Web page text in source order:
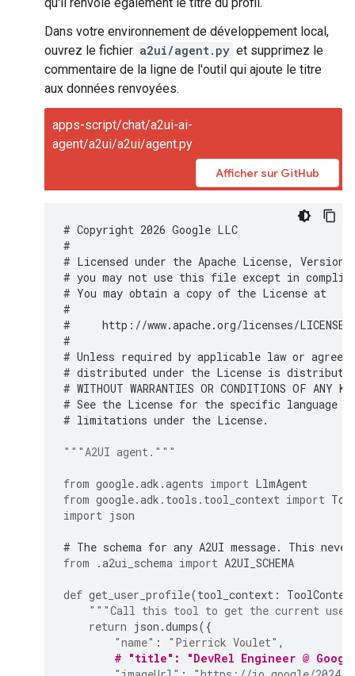
Dans votre environnement de développement local,
ouvrez le fichier a2ui/agent.py et supprimez le
commentaire de la ligne de l'outil qui ajoute le titre
aux données renvoyées.
apps-script/chat/a2ui-ai-
agent/a2ui/a2ui/agent.py
Afficher sur GitHub
# Copyright 2026 Google LLC
#
# Licensed under the Apache License,
# you may not use this file except in
# You may obtain a copy of the License at
#
#     http://www.apache.org/licenses/LICENSE-
#
# Unless required by applicable law or
# distributed under the License is distributed
# WITHOUT WARRANTIES OR CONDITIONS OF
# See the License for the specific language
# limitations under the License.
"""A2UI agent."""
from google.adk.agents import LlmAgent
from google.adk.tools.tool_context import
import json
# The schema for any A2UI message. This
from
.a2ui_schema import A2UI_SCHEMA
def get_user_profile(tool_context :
"""Call this tool to get the current
return json .dumps({
"name" : "Pierrick Voulet" ,
# "title": "DevRel Engineer @